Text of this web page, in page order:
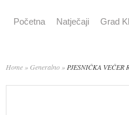
Početna Natječaji Grad
Home »Generalno » PJESNIČKA VEČER